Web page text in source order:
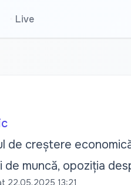
Live
de creștere
de muncă, opoziția
22.05.2025 13:21